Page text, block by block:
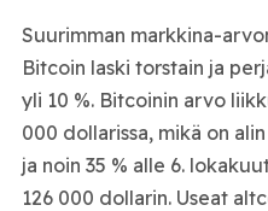
Suurimman markkina-
Bitcoin laski torstain ja
yli 10 %. Bitcoinin arvo
000 dollarissa, mikä on
ja noin 35 % alle 6.
126 000 dollarin. Useat